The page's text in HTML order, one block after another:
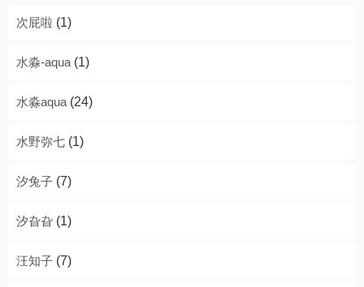
次屁啦 (1)
水淼-aqua (1)
水淼aqua (24)
水野弥七 (1)
汐兔子 (7)
汐旮旮 (1)
汪知子 (7)